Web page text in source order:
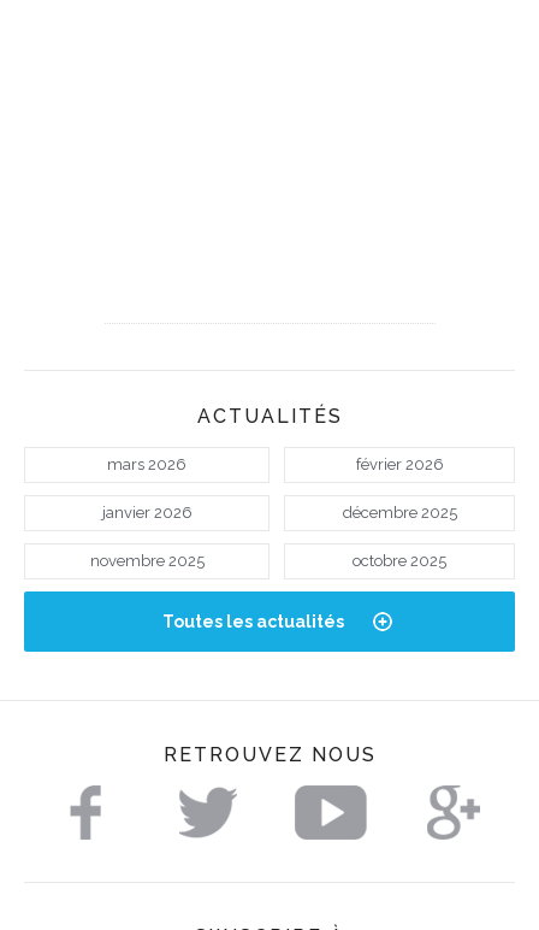
ACTUALITÉS
mars 2026 février 2026
janvier 2026 décembre 2025
novembre 2025 octobre 2025
Toutes les actualités
RETROUVEZ NOUS